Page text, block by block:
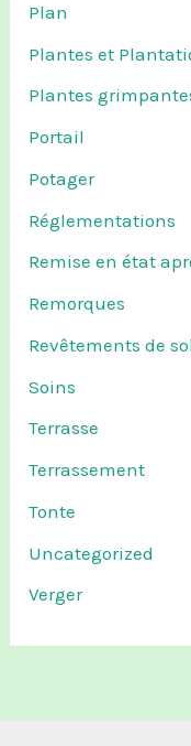
Plan
Plantes et
Plantes
Portail
Potager
Réglementations
Remise en état
Remorques
Revêtements de sol
Soins
Terrasse
Terrassement
Tonte
Uncategorized
Verger